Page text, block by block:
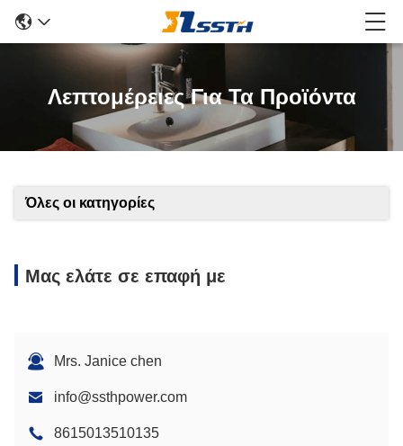
Λεπτομέρειες Για Τα Προϊόντα
Όλες οι κατηγορίες
Μας ελάτε σε επαφή με
Mrs. Janice chen
info@ssthpower.com
8615013510135